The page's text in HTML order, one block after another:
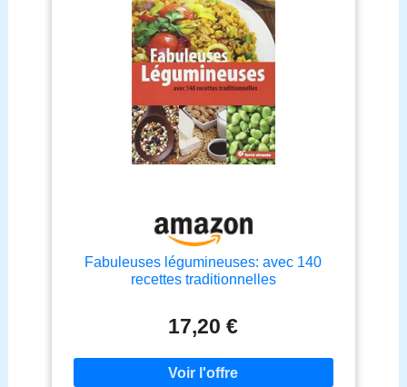
Fabuleuses légumineuses: avec 140
recettes traditionnelles
17,20 €